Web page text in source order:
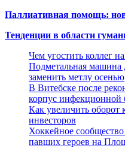
Паллиативная помощь:
Тенденции в области
Чем угостить коллег
Подметальная машина
заменить метлу осенью
В Витебске после
корпус инфекционной
Как увеличить оборот
инвесторов
Хоккейное
павших героев на